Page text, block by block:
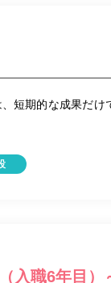
短期的な成果だけ
入職6年目）